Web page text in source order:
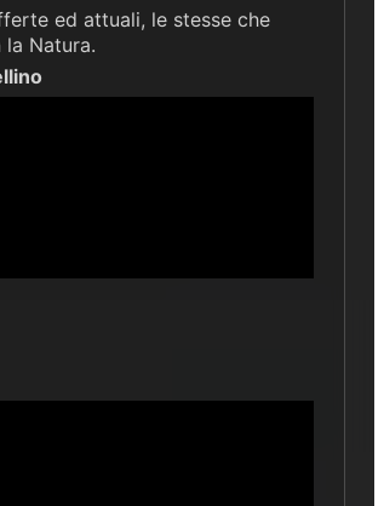
ed attuali, le stesse che
Natura.